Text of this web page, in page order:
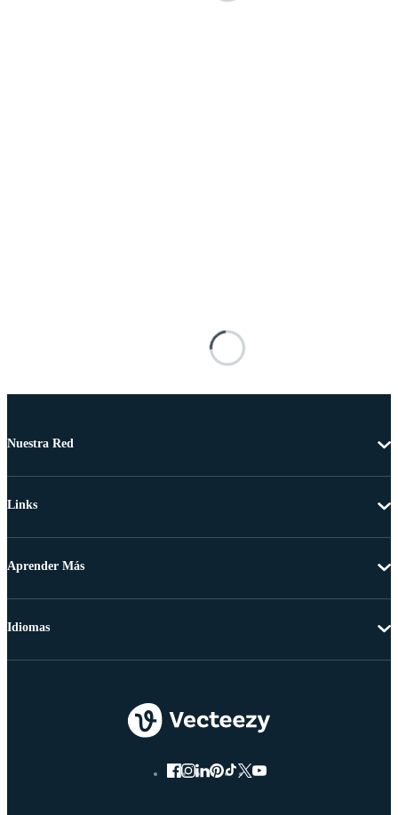
Nuestra Red
Links
Aprender Más
Idiomas